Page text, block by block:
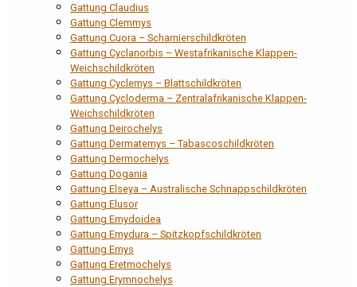
Gattung Claudius
Gattung Clemmys
Gattung Cuora – Scharnierschildkröten
Gattung Cyclanorbis – Westafrikanische Klappen-
Weichschildkröten
Gattung Cyclemys – Blattschildkröten
Gattung Cycloderma – Zentralafrikanische Klappen-
Weichschildkröten
Gattung Deirochelys
Gattung Dermatemys – Tabascoschildkröten
Gattung Dermochelys
Gattung Dogania
Gattung Elseya – Australische Schnappschildkröten
Gattung Elusor
Gattung Emydoidea
Gattung Emydura – Spitzkopfschildkröten
Gattung Emys
Gattung Eretmochelys
Gattung Erymnochelys